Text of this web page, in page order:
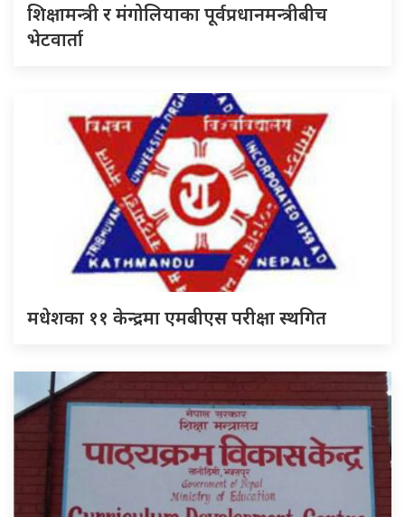
शिक्षामन्त्री र मंगोलियाका पूर्वप्रधानमन्त्रीबीच
भेटवार्ता
मधेशका ११ केन्द्रमा एमबीएस परीक्षा स्थगित